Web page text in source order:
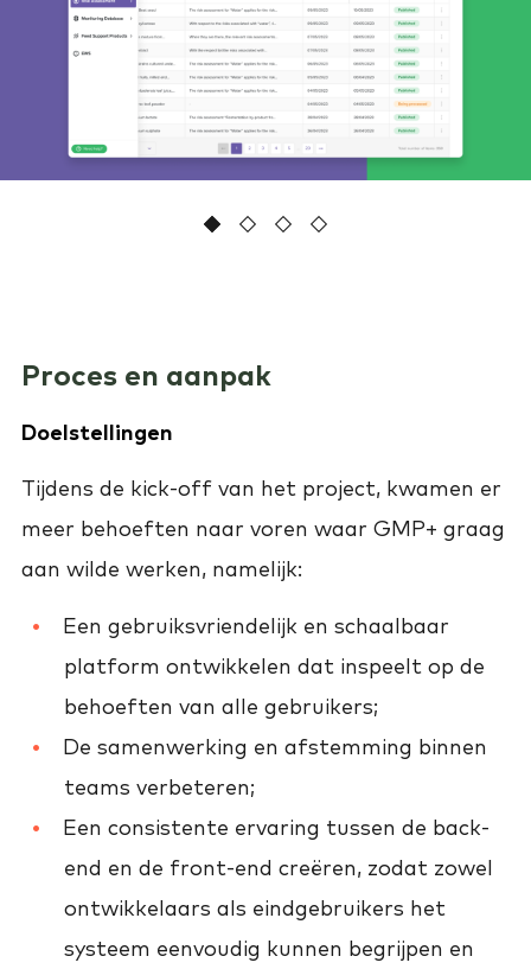
1 2 3 4
Proces en aanpak
Doelstellingen
Tijdens de kick-off van het project, kwamen er
meer behoeften naar voren waar GMP+ graag
aan wilde werken, namelijk:
Een gebruiksvriendelijk en schaalbaar
platform ontwikkelen dat inspeelt op de
behoeften van alle gebruikers;
De samenwerking en afstemming binnen
teams verbeteren;
Een consistente ervaring tussen de back-
end en de front-end creëren, zodat zowel
ontwikkelaars als eindgebruikers het
systeem eenvoudig kunnen begrijpen en